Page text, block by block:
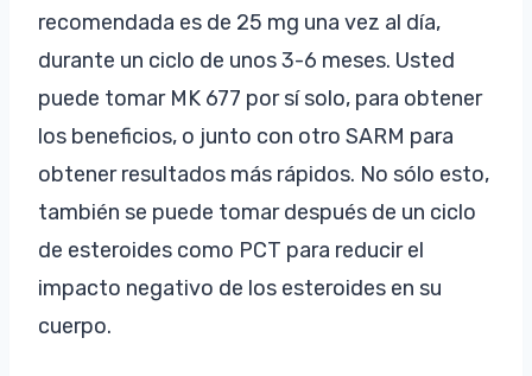
recomendada es de 25 mg una vez al día,
durante un ciclo de unos 3-6 meses. Usted
puede tomar MK 677 por sí solo, para obtener
los beneficios, o junto con otro SARM para
obtener resultados más rápidos. No sólo esto,
también se puede tomar después de un ciclo
de esteroides como PCT para reducir el
impacto negativo de los esteroides en su
cuerpo.